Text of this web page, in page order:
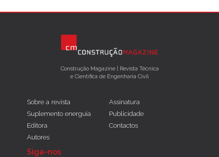
Construção Magazine | Revista Técnica
e Científica de Engenharia Civil
Sobre a revista
Suplemento energuia
Editora
Autores
Assinatura
Publicidade
Contactos
Siga-nos